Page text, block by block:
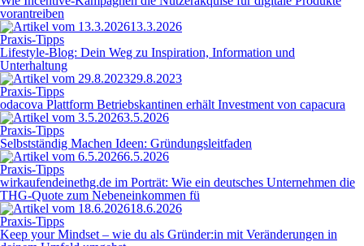
vorantreiben
13.3.2026
Praxis-Tipps
Lifestyle-Blog: Dein Weg zu Inspiration, Information und
Unterhaltung
29.8.2023
Praxis-Tipps
odacova Plattform Betriebskantinen erhält Investment von capacura
3.5.2026
Praxis-Tipps
Selbstständig Machen Ideen: Gründungsleitfaden
6.5.2026
Praxis-Tipps
wirkaufendeinethg.de im Porträt: Wie ein deutsches Unternehmen die
THG-Quote zum Nebeneinkommen fü
18.6.2026
Praxis-Tipps
Keep your Mindset – wie du als Gründer:in mit Veränderungen in